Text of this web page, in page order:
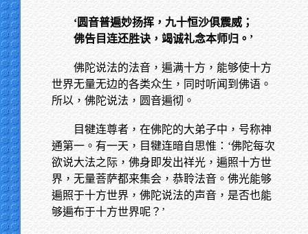
‘圆音普遍妙扬挥，九十恒沙俱震威；
佛告目连还胜诀，竭诚礼念本师归。’
佛陀说法的法音，遍满十方，能够使十方
世界无量无边的各类众生，同时听闻到佛语。
所以，佛陀说法，圆音遍彻。
目犍连尊者，在佛陀的大弟子中，号称神
通第一。有一天，目犍连暗自思惟：‘佛陀每次
欲说大法之际，佛身即发出祥光，遍照十方世
界，无量菩萨都来集会，恭聆法音。佛光能够
遍照于十方世界，佛陀说法的声音，是否也能
够遍布于十方世界呢？’